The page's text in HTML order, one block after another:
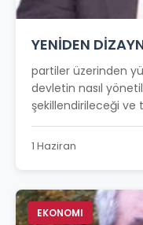
YENİDEN
partiler üzerinden
devletin nasıl
şekillendirileceği ve
1 Haziran
EKONOMI